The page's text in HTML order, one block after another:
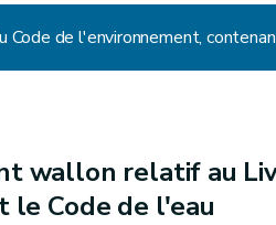
de l'environnement,
wallon relatif au
le Code de l'eau